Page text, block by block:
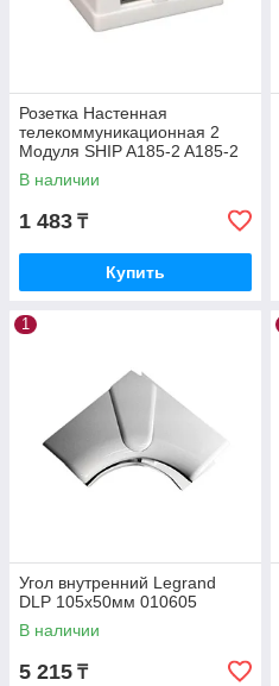
Розетка Настенная
телекоммуникационная 2
Модуля SHIP A185-2 A185-2
В наличии
1 483 ₸
Купить
1
Угол внутренний Legrand
DLP 105x50мм 010605
В наличии
5 215 ₸